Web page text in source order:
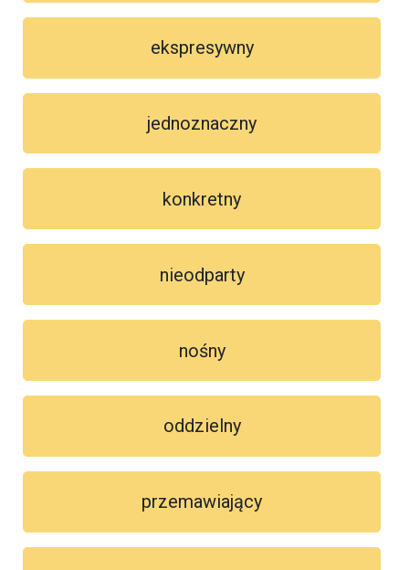
ekspresywny
jednoznaczny
konkretny
nieodparty
nośny
oddzielny
przemawiający